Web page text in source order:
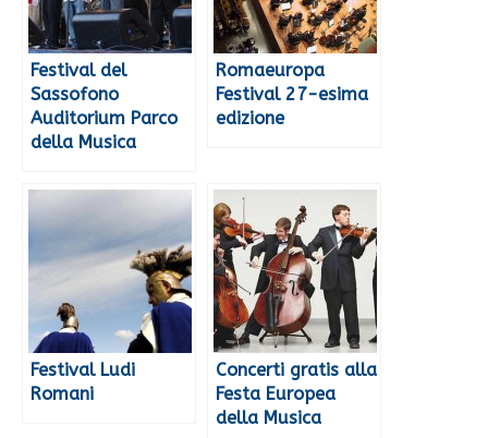
Festival del
Sassofono
Auditorium Parco
della Musica
Romaeuropa
Festival 27-esima
edizione
Festival Ludi
Romani
Concerti gratis alla
Festa Europea
della Musica